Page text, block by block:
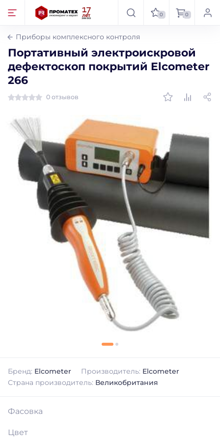
0 0
Приборы комплексного контроля
Портативный электроискровой
дефектоскоп покрытий Elcometer
266
0 отзывов
Бренд: Elcometer Производитель: Elcometer
Страна производитель: Великобритания
Фасовка
Цвет